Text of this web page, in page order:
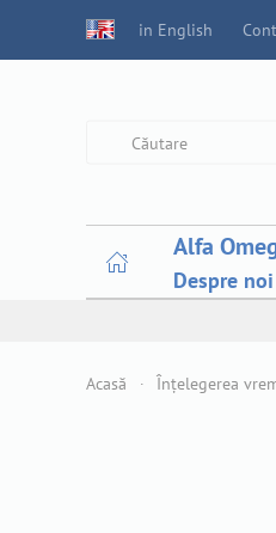
in English
Alfa
Despre noi
Acasă Înțelegerea